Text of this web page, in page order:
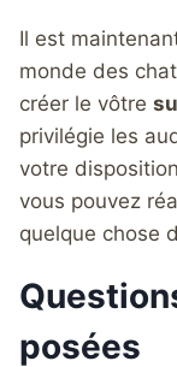
Il est
monde des
créer le vôtre
privilégie les
votre
vous pouvez
quelque chose
posées